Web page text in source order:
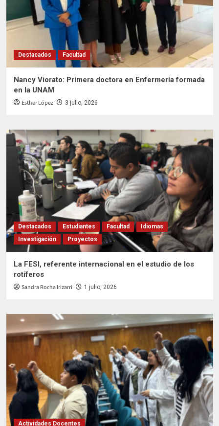
Destacados Facultad
Nancy Viorato: Primera doctora en Enfermería formada
en la UNAM
Esther López 3 julio, 2026
Destacados Estudiantes Facultad
Idiomas
Investigación
Proyectos
La FESI, referente internacional en el estudio de los
rotíferos
Sandra Rocha Irizarri 1 julio, 2026
Actividades Docentes